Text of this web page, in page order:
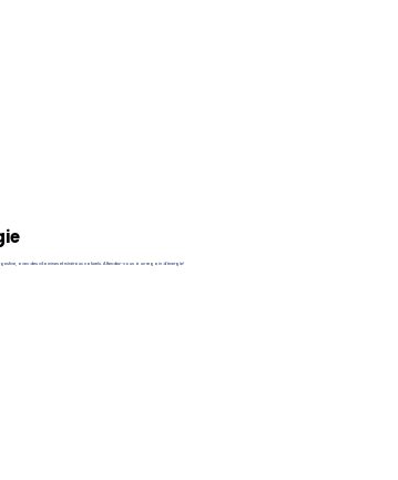
avec des vitamines et minéraux naturels. Attendez-vous à un regain d'énergie!